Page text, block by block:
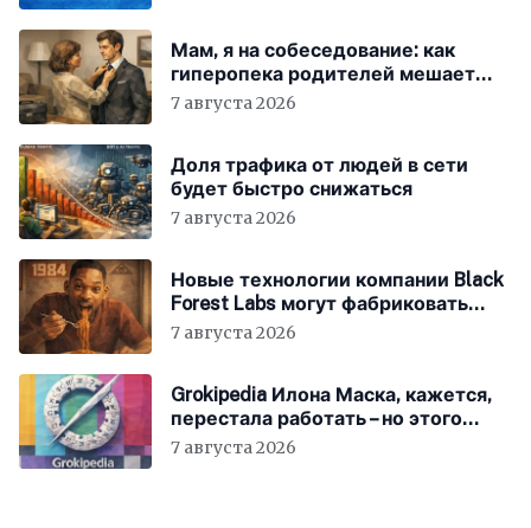
Мам, я на собеседование: как
гиперопека родителей мешает
«зумерам» устроиться в компанию
7 августа 2026
Доля трафика от людей в сети
будет быстро снижаться
7 августа 2026
Новые технологии компании Black
Forest Labs могут фабриковать
историю, как в «1984»
7 августа 2026
Grokipedia Илона Маска, кажется,
перестала работать – но этого
никто не заметил
7 августа 2026